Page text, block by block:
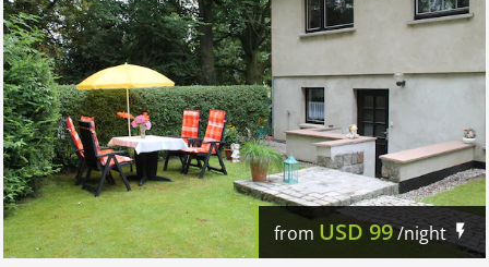
from USD 99/night